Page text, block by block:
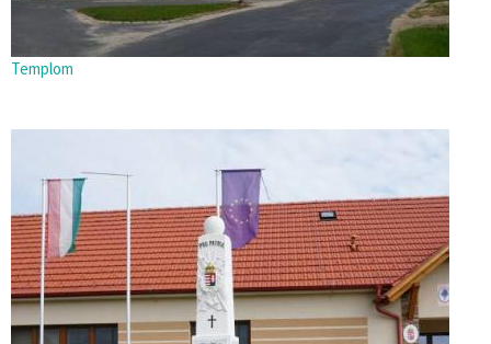
Templom